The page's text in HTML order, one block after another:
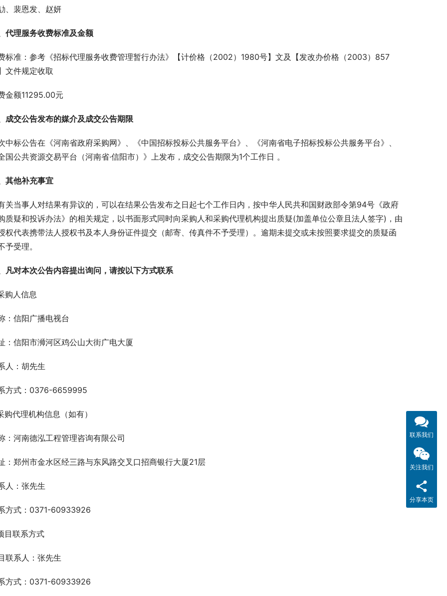
、裴恩发、赵妍
代理服务收费标准及金额
标准：参考《招标代理服务收费管理暂行办法》【计价格（2002）1980号】文及【发改办价格（2003）857
文件规定收取
金额11295.00元
成交公告发布的媒介及成交公告期限
中标公告在《河南省政府采购网》、《中国招标投标公共服务平台》、《河南省电子招标投标公共服务平台》、
国公共资源交易平台（河南省·信阳市）》上发布，成交公告期限为1个工作日 。
其他补充事宜
关当事人对结果有异议的，可以在结果公告发布之日起七个工作日内，按中华人民共和国财政部令第94号《政府
质疑和投诉办法》的相关规定，以书面形式同时向采购人和采购代理机构提出质疑(加盖单位公章且法人签字)，由
权代表携带法人授权书及本人身份证件提交（邮寄、传真件不予受理）。逾期未提交或未按照要求提交的质疑函
予受理。
凡对本次公告内容提出询问，请按以下方式联系
购人信息
：信阳广播电视台
：信阳市浉河区鸡公山大街广电大厦
人：胡先生
方式：0376-6659995
购代理机构信息（如有）
：河南德泓工程管理咨询有限公司
：郑州市金水区经三路与东风路交叉口招商银行大厦21层
人：张先生
方式：0371-60933926
目联系方式
联系人：张先生
方式：0371-60933926
联系我们
关注我们
分享本页